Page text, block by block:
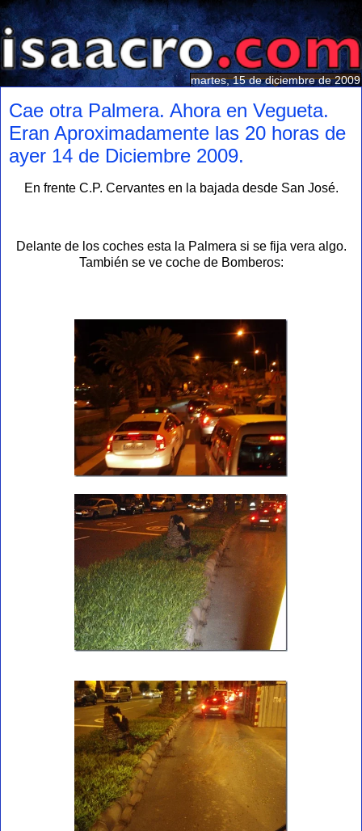
martes, 15 de diciembre de 2009
Cae otra Palmera. Ahora en Vegueta.
Eran Aproximadamente las 20 horas de
ayer 14 de Diciembre 2009.
En frente C.P. Cervantes en la bajada desde San José.
Delante de los coches esta la Palmera si se fija vera algo.
También se ve coche de Bomberos: